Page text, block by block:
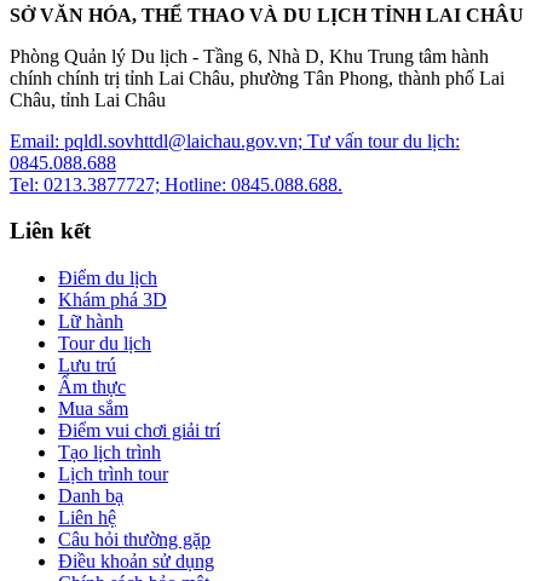
SỞ VĂN HÓA, THỂ THAO VÀ DU LỊCH TỈNH LAI CHÂU
Phòng Quản lý Du lịch - Tầng 6, Nhà D, Khu Trung tâm hành
chính chính trị tỉnh Lai Châu, phường Tân Phong, thành phố Lai
Châu, tỉnh Lai Châu
Email: pqldl.sovhttdl@laichau.gov.vn; Tư vấn tour du lịch:
0845.088.688
Tel: 0213.3877727; Hotline: 0845.088.688.
Liên kết
Điểm du lịch
Khám phá 3D
Lữ hành
Tour du lịch
Lưu trú
Ẩm thực
Mua sắm
Điểm vui chơi giải trí
Tạo lịch trình
Lịch trình tour
Danh bạ
Liên hệ
Câu hỏi thường gặp
Điều khoản sử dụng